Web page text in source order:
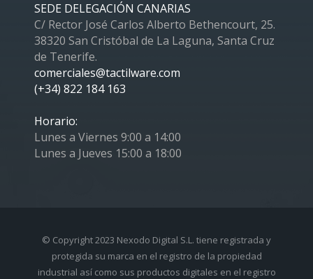
SEDE DELEGACIÓN CANARIAS
C/ Rector José Carlos Alberto Bethencourt, 25.
38320 San Cristóbal de La Laguna, Santa Cruz
de Tenerife.
comerciales@tactilware.com
(+34) 822 184 163
Horario:
Lunes a Viernes 9:00 a 14:00
Lunes a Jueves 15:00 a 18:00
© Copyright 2023 Nexodo Digital S.L. tiene registrada y
protegida su marca en el registro de la propiedad
industrial así como sus productos digitales en el registro